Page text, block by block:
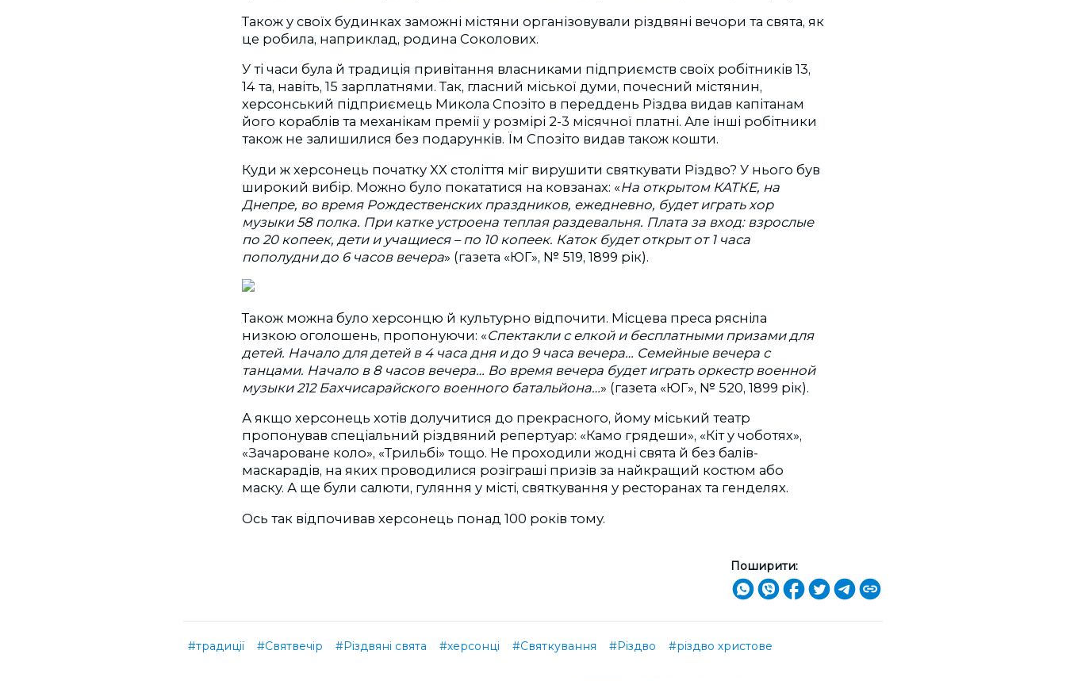
Також у своїх будинках заможні містяни організовували різдвяні вечори та свята, як
це робила, наприклад, родина Соколових.
У ті часи була й традиція привітання власниками підприємств своїх робітників 13,
14 та, навіть, 15 зарплатнями. Так, гласний міської думи, почесний містянин,
херсонський підприємець Микола Спозіто в переддень Різдва видав капітанам
його кораблів та механікам премії у розмірі 2-3 місячної платні. Але інші робітники
також не залишилися без подарунків. Їм Спозіто видав також кошти.
Куди ж херсонець початку XX століття міг вирушити святкувати Різдво? У нього був
широкий вибір. Можно було покататися на ковзанах: «На открытом КАТКЕ, на
Днепре, во время Рождественских праздников, ежедневно, будет играть хор
музыки 58 полка. При катке устроена теплая раздевальня. Плата за вход: взрослые
по 20 копеек, дети и учащиеся – по 10 копеек. Каток будет открыт от 1 часа
пополудни до 6 часов вечера» (газета «ЮГ», № 519, 1899 рік).
Також можна було херсонцю й культурно відпочити. Місцева преса рясніла
низкою оголошень, пропонуючи: «Спектакли с елкой и бесплатными призами для
детей. Начало для детей в 4 часа дня и до 9 часа вечера… Семейные вечера с
танцами. Начало в 8 часов вечера… Во время вечера будет играть оркестр военной
музыки 212 Бахчисарайского военного батальйона…» (газета «ЮГ», № 520, 1899 рік).
А якщо херсонець хотів долучитися до прекрасного, йому міський театр
пропонував спеціальний різдвяний репертуар: «Камо грядеши», «Кіт у чоботях»,
«Зачароване коло», «Трильбі» тощо. Не проходили жодні свята й без балів-
маскарадів, на яких проводилися розіграші призів за найкращий костюм або
маску. А ще були салюти, гуляння у місті, святкування у ресторанах та генделях.
Ось так відпочивав херсонець понад 100 років тому.
Поширити:
#традиції #Святвечір #Різдвяні свята #херсонці #Святкування #Різдво #різдво христове